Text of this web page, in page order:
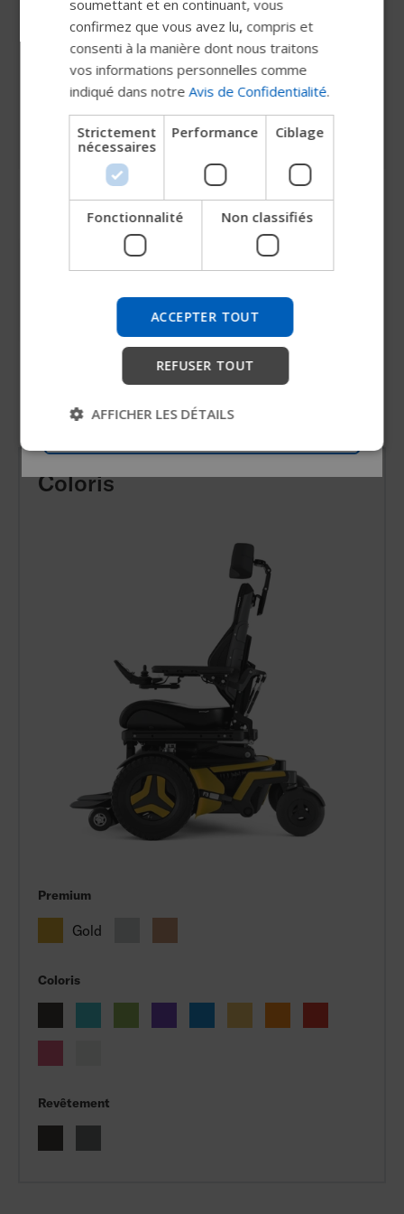
caractéristiques de la nouvelle assise Corpus. Les
nouveaux coussins Corpus sont dotés d’une
mousse double densité plus moelleuse sur le
dossier, d’une cuvette pelvienne remodelée et
Accepter les cookies pour visualiser
Coloris
Premium
Gold
Coloris
Revêtement
Essayez notre nouveau guide
Permobil
Nous testons un moyen plus rapide d'explorer les
produits, d'obtenir des informations sur l'entreprise et
de trouver une assistance pour les appareils.
GERMAN
DANISH
NORWEGIAN
CHINESE (SIMPLIFIED)
SPANISH
soumettant et en continuant, vous
confirmez que vous avez lu, compris et
consenti à la manière dont nous traitons
vos informations personnelles comme
indiqué dans notreAvis de Confidentialité.
Strictement
nécessaires
Performance Ciblage
Fonctionnalité Non classifiés
ACCEPTER TOUT
REFUSER TOUT
AFFICHER LES DÉTAILS